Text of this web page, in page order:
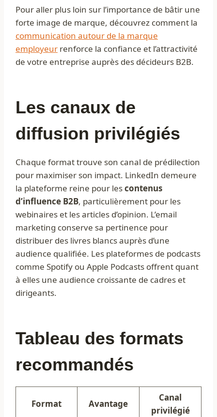
Pour aller plus loin sur l’importance de bâtir une
forte image de marque, découvrez comment la
communication autour de la marque
employeur renforce la confiance et l’attractivité
de votre entreprise auprès des décideurs B2B.
Les canaux de
diffusion privilégiés
Chaque format trouve son canal de prédilection
pour maximiser son impact. LinkedIn demeure
la plateforme reine pour lescontenus
d’influence B2B, particulièrement pour les
webinaires et les articles d’opinion. L’email
marketing conserve sa pertinence pour
distribuer des livres blancs auprès d’une
audience qualifiée. Les plateformes de podcasts
comme Spotify ou Apple Podcasts offrent quant
à elles une audience croissante de cadres et
dirigeants.
Tableau des formats
recommandés
Format Avantage
Canal
privilégié